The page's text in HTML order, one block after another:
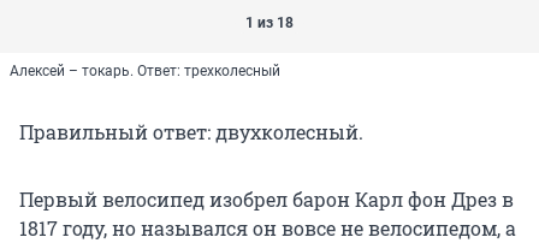
1 из 18
Алексей – токарь. Ответ: трехколесный
Правильный ответ: двухколесный.
Первый велосипед изобрел барон Карл фон Дрез в
1817 году, но назывался он вовсе не велосипедом, а